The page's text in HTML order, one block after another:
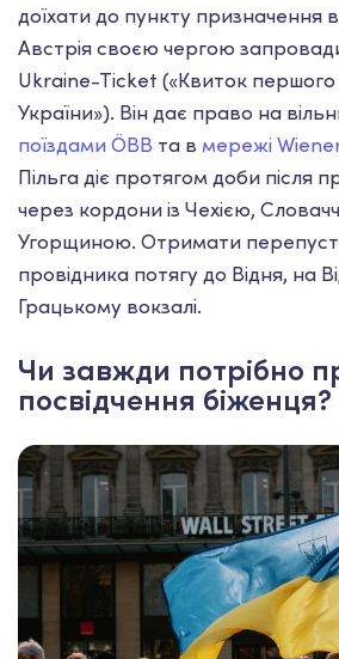
доїхати до пункту призначення
Австрія своєю чергою
Ukraine-Ticket («Квиток першого
України»). Він дає право на
поїздами ÖBB та в мережі
Пільга діє протягом доби після
через кордони із Чехією,
Угорщиною. Отримати
провідника потягу до Відня, на
Грацькому вокзалі.
Чи завжди потрібно
посвідчення біженця?